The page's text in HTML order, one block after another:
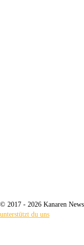
© 2017 - 2026 Kanaren
unterstützt du uns